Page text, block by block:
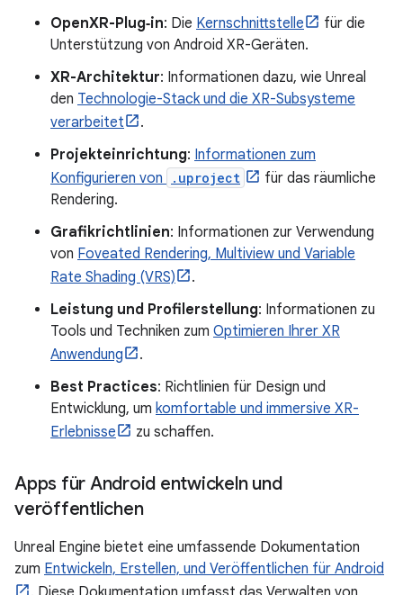
OpenXR-Plug‑in: Die Kernschnittstelle
für die
Unterstützung von Android XR-Geräten.
XR-Architektur: Informationen dazu, wie Unreal
den Technologie-Stack und die XR-Subsysteme
verarbeitet
.
Projekteinrichtung: Informationen zum
Konfigurieren von
.uproject
für das räumliche
Rendering.
Grafikrichtlinien: Informationen zur Verwendung
von Foveated Rendering, Multiview und Variable
Rate Shading (VRS)
.
Leistung und Profilerstellung: Informationen zu
Tools und Techniken zum Optimieren Ihrer XR
Anwendung
.
Best Practices: Richtlinien für Design und
Entwicklung, um komfortable und immersive XR-
Erlebnisse
zu schaffen.
Apps für Android entwickeln und
veröffentlichen
Unreal Engine bietet eine umfassende Dokumentation
zum Entwickeln, Erstellen, und Veröffentlichen für Android